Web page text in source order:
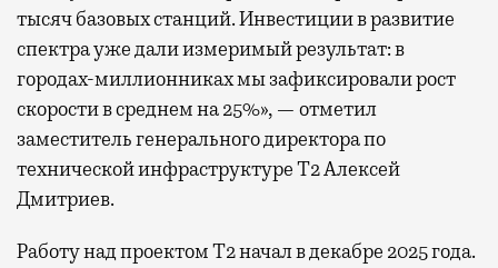
тысяч базовых станций. Инвестиции в развитие
спектра уже дали измеримый результат: в
городах-миллионниках мы зафиксировали рост
скорости в среднем на 25%», — отметил
заместитель генерального директора по
технической инфраструктуре Т2 Алексей
Дмитриев.
Работу над проектом Т2 начал в декабре 2025 года.